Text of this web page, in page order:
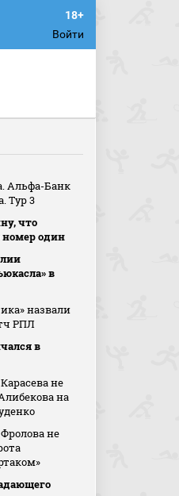
Войти
Альфа-Банк
Тур 3
что
номер один
в
назвали
РПЛ
в
не
на
не